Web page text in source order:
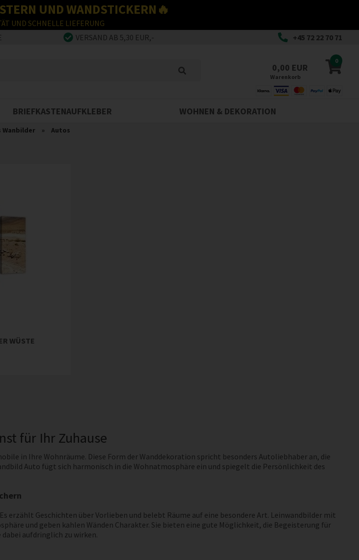
UND WANDSTICKERN🔥
UND SCHNELLE LIEFERUNG
VERSAND AB 5,30 EUR,- +45 72 22 70 71
0
0,00 EUR
Warenkorb
BRIEFKASTENAUFKLEBER WOHNEN & DEKORATION
Wanbilder » Autos
WÜSTE
für Ihr Zuhause
in Ihre Wohnräume. Diese Form der Wanddekoration spricht besonders Autoliebhaber an, die
Auto fügt sich harmonisch in die Wohnatmosphäre ein und spiegelt die Persönlichkeit des
erzählt Geschichten über Vorlieben und belebt Räume auf eine besondere Art. Leinwandbilder mit
und geben kahlen Wänden Charakter. Sie bieten eine gute Möglichkeit, die Begeisterung für
aufdringlich zu wirken.